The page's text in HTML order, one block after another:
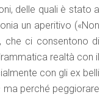
delle quali è stato a
un aperitivo («Non
che ci consentono di
realtà con il
con gli ex belli
perché peggiorare